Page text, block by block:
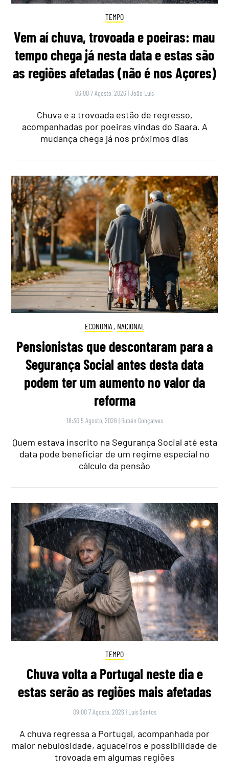
TEMPO
Vem aí chuva, trovoada e poeiras: mau
tempo chega já nesta data e estas são
as regiões afetadas (não é nos Açores)
06:00 7 Agosto, 2026 |João Luís
Chuva e a trovoada estão de regresso,
acompanhadas por poeiras vindas do Saara. A
mudança chega já nos próximos dias
ECONOMIA , NACIONAL
Pensionistas que descontaram para a
Segurança Social antes desta data
podem ter um aumento no valor da
reforma
18:30 5 Agosto, 2026 | Rubén Gonçalves
Quem estava inscrito na Segurança Social até esta
data pode beneficiar de um regime especial no
cálculo da pensão
TEMPO
Chuva volta a Portugal neste dia e
estas serão as regiões mais afetadas
09:00 7 Agosto, 2026 | Luís Santos
A chuva regressa a Portugal, acompanhada por
maior nebulosidade, aguaceiros e possibilidade de
trovoada em algumas regiões